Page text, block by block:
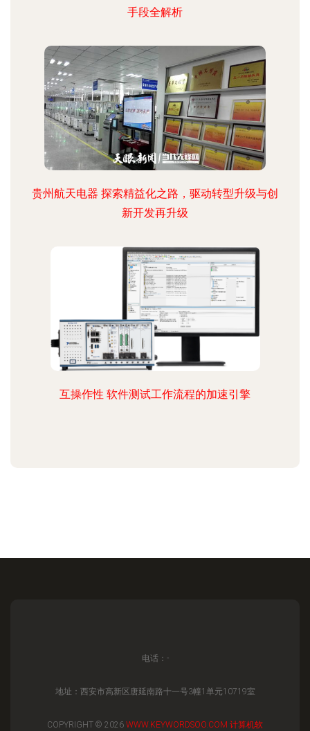
手段全解析
贵州航天电器 探索精益化之路，驱动转型升级与创
新开发再升级
互操作性 软件测试工作流程的加速引擎
电话：-
地址：西安市高新区唐延南路十一号3幢1单元10719室
COPYRIGHT © 2026 WWW.KEYWORDSOO.COM 计算机软